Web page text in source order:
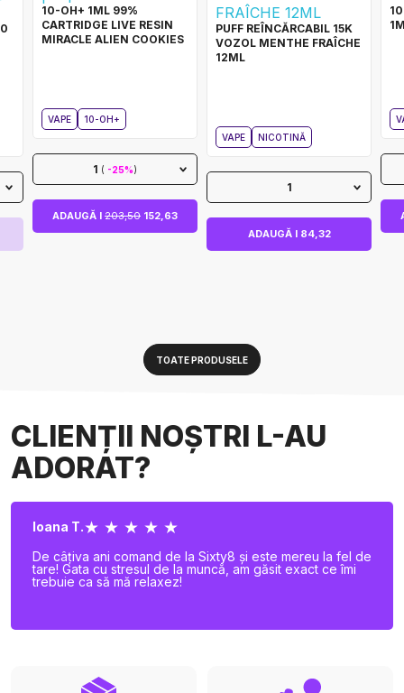
10-OH+ 1ML 99%
CARTRIDGE LIVE RESIN
MIRACLE ALIEN COOKIES
VAPE 10-OH+
1 ( -25%)
ADAUGĂ I 203,50 152,63
PUFF REÎNCĂRCABIL 15K
VOZOL MENTHE FRAÎCHE
12ML
VAPE NICOTINĂ
1
ADAUGĂ I 84,32
TOATE PRODUSELE
CLIENȚII NOȘTRI L-AU
ADORAT?
Ioana T.★ ★ ★ ★ ★
De câțiva ani comand de la Sixty8 și este mereu la fel de
tare! Gata cu stresul de la muncă, am găsit exact ce îmi
trebuie ca să mă relaxez!